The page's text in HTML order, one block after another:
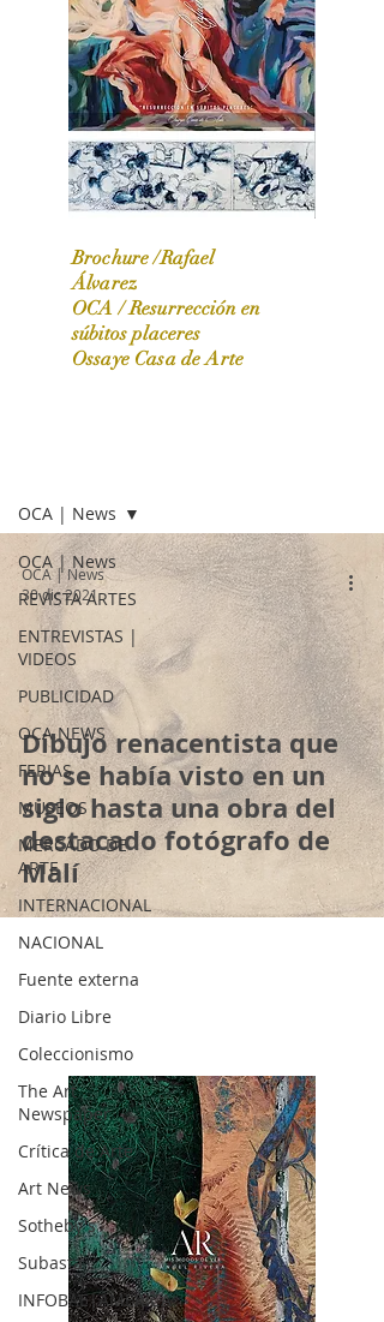
OCA|News 31 / Marzo-Abril / 2024
Brochure /Rafael
Álvarez
OCA /Resurrección en
súbitos placeres
Ossaye Casa de Arte
OCA | News
REVISTA ARTES
ENTREVISTAS |
VIDEOS
PUBLICIDAD
OCA NEWS
FERIAS
MUSEOS
MERCADO DE
ARTE
INTERNACIONAL
NACIONAL
Fuente externa
Diario Libre
Coleccionismo
The Art
Newspaper
Crítica de Arte
Art News
Sotheby's
Subasta
INFOBAE|AMERICA
OCA | News
Dibujo renacentista que
no se había visto en un
siglo hasta una obra del
destacado fotógrafo de
Malí
OCA | News
30 dic 2021